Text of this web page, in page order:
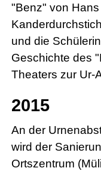
"Benz" von
und die
Geschichte des
Theaters zur Ur-
2015
An der
wird der
Ortszentrum